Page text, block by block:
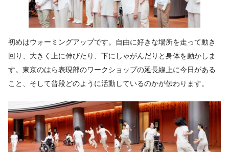
初めはウォーミングアップです。自由に好きな場所を走って動き
回り、大きく上に伸びたり、下にしゃがんだりと身体を動かしま
す。東京のはら表現部のワークショップの延長線上に今日がある
こと、そして普段どのように活動しているのかが伝わります。